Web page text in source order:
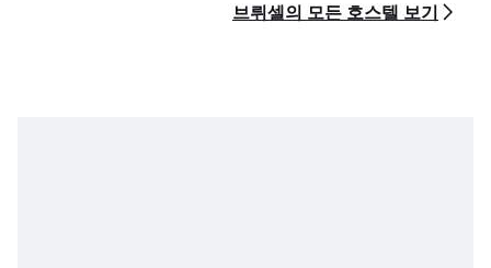
브뤼셀의 모든 호스텔 보기